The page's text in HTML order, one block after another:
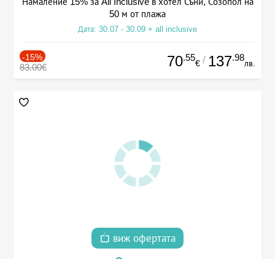
50 м от плажа
Дата: 30.07 - 30.09 + all inclusive
-15%
83.00€ 70.55
€ / 137.98
лв.
виж офертата